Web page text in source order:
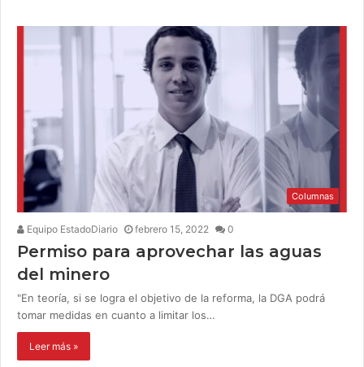
Columnas
Equipo EstadoDiario febrero 15, 2022 0
Permiso para aprovechar las aguas
del minero
"En teoría, si se logra el objetivo de la reforma, la DGA podrá
tomar medidas en cuanto a limitar los…
Leer más »